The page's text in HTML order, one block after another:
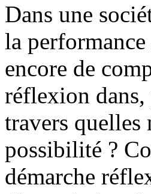
Dans une
la
encore de
réflexion dans,
travers quelles
possibilité ?
démarche